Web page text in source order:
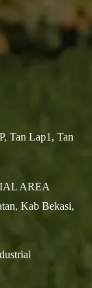
Tan Lap1, Tan
AREA
Kab Bekasi,